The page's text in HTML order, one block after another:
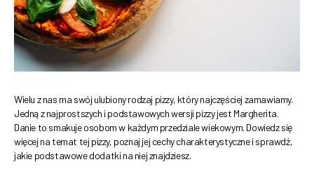
Wielu z nas ma swój ulubiony rodzaj pizzy, który najczęściej zamawiamy.
Jedną z najprostszych i podstawowych wersji pizzy jest Margherita.
Danie to smakuje osobom w każdym przedziale wiekowym. Dowiedz się
więcej na temat tej pizzy, poznaj jej cechy charakterystyczne i sprawdź,
jakie podstawowe dodatki na niej znajdziesz.